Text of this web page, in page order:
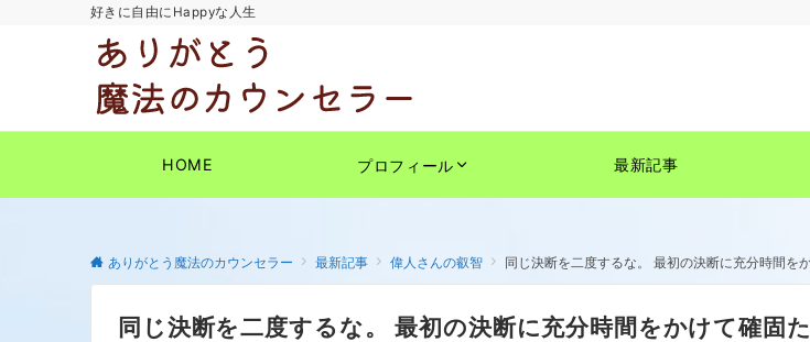
好きに自由にHappyな人生
HOME プロフィール 最新記事
ありがとう魔法のカウンセラー 最新記事 偉人さんの叡智 同じ決断を二度するな。 最初の決断に充分時間を
同じ決断を二度するな。 最初の決断に充分時間をかけて確固